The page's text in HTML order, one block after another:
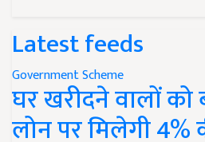
Latest feeds
Government Scheme
घर खरीदने वालों को
लोन पर मिलेगी 4%